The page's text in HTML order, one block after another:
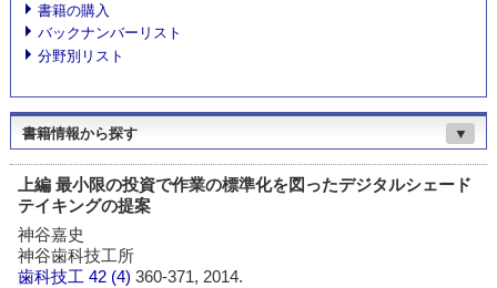
書籍の購入
バックナンバーリスト
分野別リスト
書籍情報から探す ▼
上編 最小限の投資で作業の標準化を図ったデジタルシェード
テイキングの提案
神谷嘉史
神谷歯科技工所
歯科技工 42 (4)360-371, 2014.